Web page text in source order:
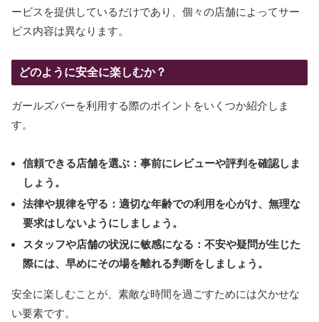
ービスを提供しているだけであり、個々の店舗によってサー
ビス内容は異なります。
どのように安全に楽しむか？
ガールズバーを利用する際のポイントをいくつか紹介しま
す。
信頼できる店舗を選ぶ：事前にレビューや評判を確認しま
しょう。
法律や規律を守る：適切な年齢での利用を心がけ、無理な
要求はしないようにしましょう。
スタッフや店舗の状況に敏感になる：不安や疑問が生じた
際には、早めにその場を離れる判断をしましょう。
安全に楽しむことが、素敵な時間を過ごすためには欠かせな
い要素です。